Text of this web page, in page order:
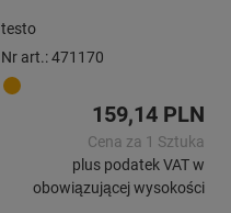
testo
Nr art.: 471170
159,14 PLN
Cena za 1 Sztuka
plus podatek VAT w
obowiązującej wysokości